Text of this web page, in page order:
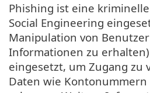
Phishing ist eine
Social Engineering
Manipulation von
Informationen zu
eingesetzt, um Zugang zu
Daten wie Kontonummern